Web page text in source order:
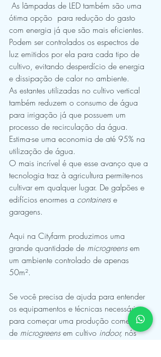
ótima opção  para redução do gasto
com energia já que são mais eficientes.
Podem ser controlados os espectros de
luz emitidos por ela para cada tipo de
cultivo, evitando desperdício de energia
e dissipação de calor no ambiente.
As estantes utilizadas no cultivo vertical
também reduzem o consumo de água
para irrigação já que possuem um
processo de recirculação da água.
Estima-se uma economia de até 95% na
utilização de água.
O mais incrível é que esse avanço que a
tecnologia traz à agricultura permite-nos
cultivar em qualquer lugar. De galpões e
edifícios enormes a containers e
garagens.
Aqui na Cityfarm produzimos uma
grande quantidade de microgreens em
um ambiente controlado de apenas
50m².
Se você precisa de ajuda para entender
os equipamentos e técnicas necessárias
para começar uma produção comercial
de microgreens em cultivo indoor, nós